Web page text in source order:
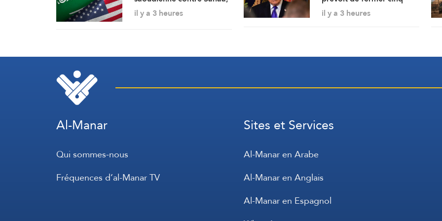
fruit d’une erreur
il y a 3 heures
missions diplomatiques,
il y a 3 heures
Al-Manar
Qui sommes-nous
Fréquences d’al-Manar TV
Sites et Services
Al-Manar en Arabe
Al-Manar en Anglais
Al-Manar en Espagnol